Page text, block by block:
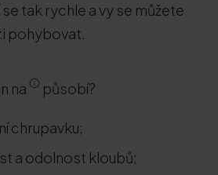
tak rychle a vy se můžete
pohybovat.
na působí?
chrupavku;
a odolnost kloubů;